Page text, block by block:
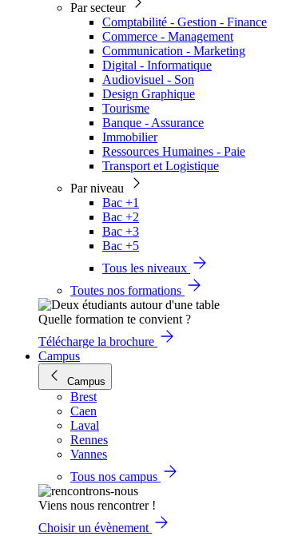
Par secteur
Comptabilité - Gestion - Finance
Commerce - Management
Communication - Marketing
Digital - Informatique
Audiovisuel - Son
Design Graphique
Tourisme
Banque - Assurance
Immobilier
Ressources Humaines - Paie
Transport et Logistique
Par niveau
Bac +1
Bac +2
Bac +3
Bac +5
Tous les niveaux
Toutes nos formations
Quelle formation te convient ?
Télécharge la brochure
Campus
Campus
Brest
Caen
Laval
Rennes
Vannes
Tous nos campus
Viens nous rencontrer !
Choisir un évènement